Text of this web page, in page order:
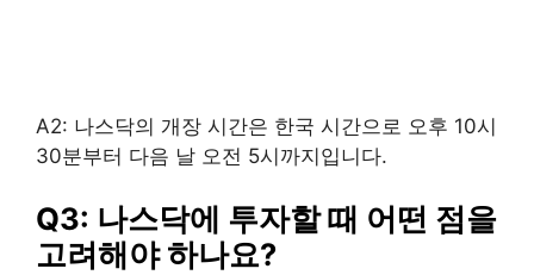
A2: 나스닥의 개장 시간은 한국 시간으로 오후 10시
30분부터 다음 날 오전 5시까지입니다.
Q3: 나스닥에 투자할 때 어떤 점을
고려해야 하나요?